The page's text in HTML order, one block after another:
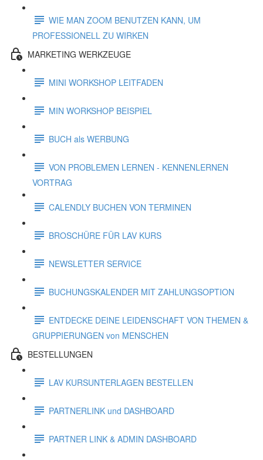
WIE MAN ZOOM BENUTZEN KANN, UM
PROFESSIONELL ZU WIRKEN
MARKETING WERKZEUGE
MINI WORKSHOP LEITFADEN
MIN WORKSHOP BEISPIEL
BUCH als WERBUNG
VON PROBLEMEN LERNEN - KENNENLERNEN
VORTRAG
CALENDLY BUCHEN VON TERMINEN
BROSCHÜRE FÜR LAV KURS
NEWSLETTER SERVICE
BUCHUNGSKALENDER MIT ZAHLUNGSOPTION
ENTDECKE DEINE LEIDENSCHAFT VON THEMEN &
GRUPPIERUNGEN von MENSCHEN
BESTELLUNGEN
LAV KURSUNTERLAGEN BESTELLEN
PARTNERLINK und DASHBOARD
PARTNER LINK & ADMIN DASHBOARD